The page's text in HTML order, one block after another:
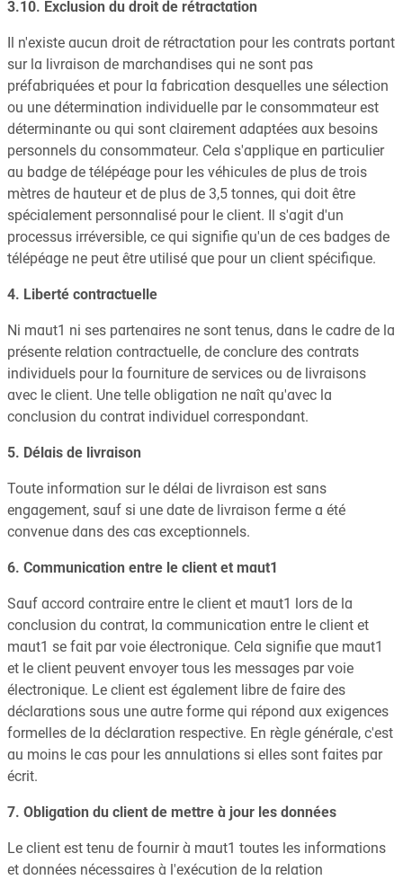
3.10. Exclusion du droit de rétractation
Il n'existe aucun droit de rétractation pour les contrats portant
sur la livraison de marchandises qui ne sont pas
préfabriquées et pour la fabrication desquelles une sélection
ou une détermination individuelle par le consommateur est
déterminante ou qui sont clairement adaptées aux besoins
personnels du consommateur. Cela s'applique en particulier
au badge de télépéage pour les véhicules de plus de trois
mètres de hauteur et de plus de 3,5 tonnes, qui doit être
spécialement personnalisé pour le client. Il s'agit d'un
processus irréversible, ce qui signifie qu'un de ces badges de
télépéage ne peut être utilisé que pour un client spécifique.
4. Liberté contractuelle
Ni maut1 ni ses partenaires ne sont tenus, dans le cadre de la
présente relation contractuelle, de conclure des contrats
individuels pour la fourniture de services ou de livraisons
avec le client. Une telle obligation ne naît qu'avec la
conclusion du contrat individuel correspondant.
5. Délais de livraison
Toute information sur le délai de livraison est sans
engagement, sauf si une date de livraison ferme a été
convenue dans des cas exceptionnels.
6. Communication entre le client et maut1
Sauf accord contraire entre le client et maut1 lors de la
conclusion du contrat, la communication entre le client et
maut1 se fait par voie électronique. Cela signifie que maut1
et le client peuvent envoyer tous les messages par voie
électronique. Le client est également libre de faire des
déclarations sous une autre forme qui répond aux exigences
formelles de la déclaration respective. En règle générale, c'est
au moins le cas pour les annulations si elles sont faites par
écrit.
7. Obligation du client de mettre à jour les données
Le client est tenu de fournir à maut1 toutes les informations
et données nécessaires à l'exécution de la relation